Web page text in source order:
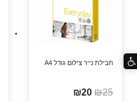
חבילת נייר צילום גודל A4
₪25